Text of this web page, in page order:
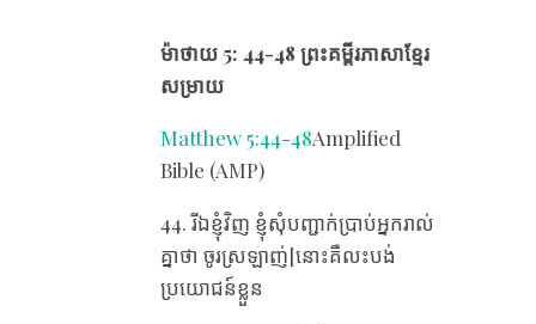
ម៉ាថាយ 5: 44-48 ព្រះគម្ពីរភាសាខ្មែរ
សម្រាយ
Matthew 5:44-48Amplified
Bible (AMP)
44. រីឯខ្ញុំ​វិញ ខ្ញុំ​សុំ​បញ្ជាក់​ប្រាប់​អ្នក​រាល់​
គ្នា​ថា ចូរ​ស្រឡាញ់​[នោះគឺលះបង់
ប្រយោជន៍ខ្លួន